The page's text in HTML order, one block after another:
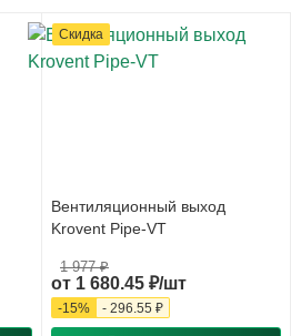
Скидка
Вентиляционный выход
Krovent Pipe-VT
от 1 680.45 ₽/шт
1 977 ₽
-15% - 296.55 ₽